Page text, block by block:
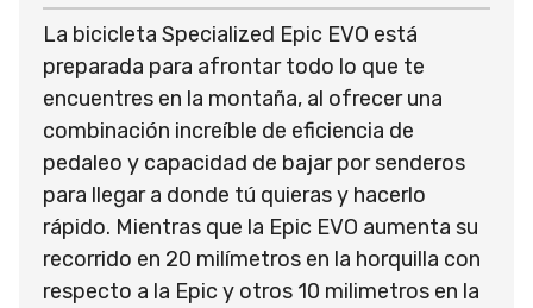
La bicicleta Specialized Epic EVO está
preparada para afrontar todo lo que te
encuentres en la montaña, al ofrecer una
combinación increíble de eficiencia de
pedaleo y capacidad de bajar por senderos
para llegar a donde tú quieras y hacerlo
rápido. Mientras que la Epic EVO aumenta su
recorrido en 20 milímetros en la horquilla con
respecto a la Epic y otros 10 milimetros en la